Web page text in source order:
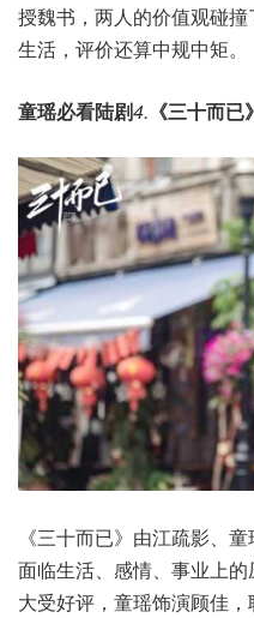
授魏书，两人的价值观碰
生活，评价还算中规中矩。
童瑶必看陆剧4. 《三十而已》
《三十而已》由江疏影、
面临生活、感情、事业上
大受好评，童瑶饰演顾佳